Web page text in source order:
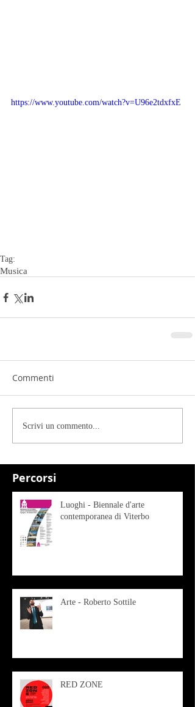
Percorsi
https://www.youtube.com/watch?v=U96e2tdxfxE
Tag:
Musica
Commenti
Scrivi un commento...
Luoghi - Biennale d'arte
contemporanea di Viterbo
Arte - Roberto Sottile
RED ZONE